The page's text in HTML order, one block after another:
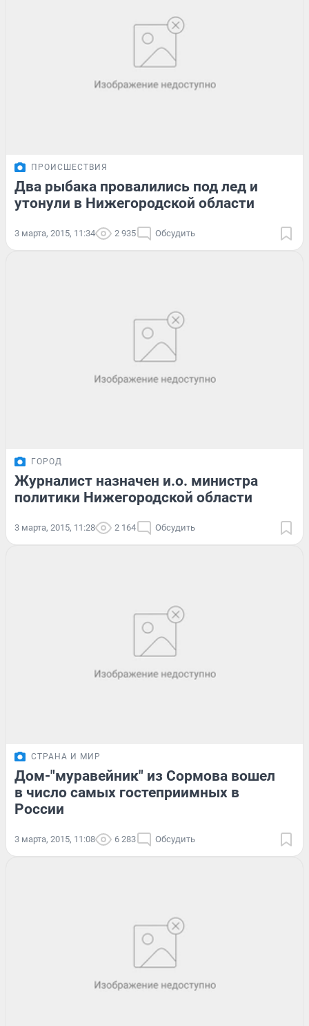
ПРОИСШЕСТВИЯ
Два рыбака провалились под лед и
утонули в Нижегородской области
3 марта, 2015, 11:34 2 935 Обсудить
ГОРОД
Журналист назначен и.о. министра
политики Нижегородской области
3 марта, 2015, 11:28 2 164 Обсудить
СТРАНА И МИР
Дом-"муравейник" из Сормова вошел
в число самых гостеприимных в
России
3 марта, 2015, 11:08 6 283 Обсудить